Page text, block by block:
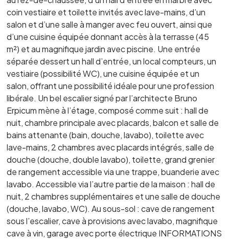
coin vestiaire et toilette invités avec lave-mains, d’un
salon et d’une salle à manger avec feu ouvert, ainsi que
d’une cuisine équipée donnant accès à la terrasse (45
m²) et au magnifique jardin avec piscine. Une entrée
séparée dessert un hall d’entrée, un local compteurs, un
vestiaire (possibilité WC), une cuisine équipée et un
salon, offrant une possibilité idéale pour une profession
libérale. Un bel escalier signé par l’architecte Bruno
Erpicum mène à l’étage, composé comme suit : hall de
nuit, chambre principale avec placards, balcon et salle de
bains attenante (bain, douche, lavabo), toilette avec
lave-mains, 2 chambres avec placards intégrés, salle de
douche (douche, double lavabo), toilette, grand grenier
de rangement accessible via une trappe, buanderie avec
lavabo. Accessible via l’autre partie de la maison : hall de
nuit, 2 chambres supplémentaires et une salle de douche
(douche, lavabo, WC). Au sous-sol : cave de rangement
sous l’escalier, cave à provisions avec lavabo, magnifique
cave à vin, garage avec porte électrique INFORMATIONS